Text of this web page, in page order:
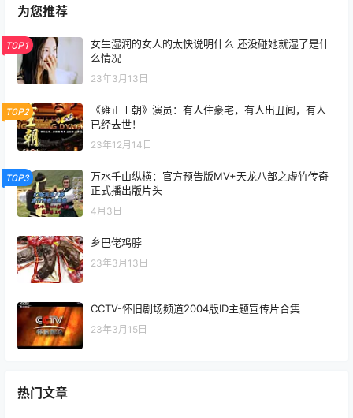
为您推荐
TOP1
女生湿润的女人的太快说明什么 还没碰她就湿了是什
么情况
23年3月13日
TOP2
《雍正王朝》演员：有人住豪宅，有人出丑闻，有人
已经去世！
23年12月14日
TOP3
万水千山纵横：官方预告版MV+天龙八部之虚竹传奇
正式播出版片头
4月3日
乡巴佬鸡脖
23年3月13日
CCTV-怀旧剧场频道2004版ID主题宣传片合集
23年3月15日
热门文章